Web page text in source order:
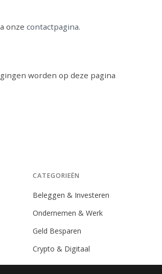
onze contactpagina.
worden op deze pagina
CATEGORIEËN
Beleggen & Investeren
Ondernemen & Werk
Geld Besparen
Crypto & Digitaal